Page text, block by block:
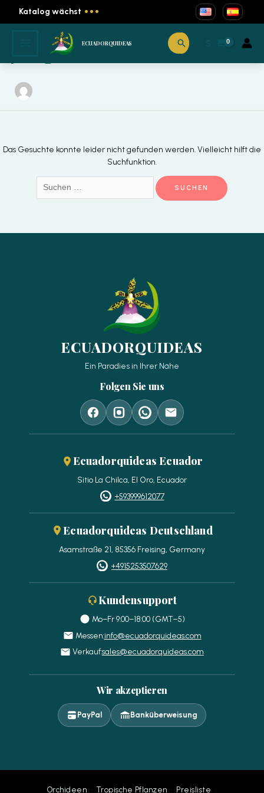
Katalog wächst
ECUADORQUIDEAS Suchen
Jorge Arevalo
Das Gesuchte konnte leider nicht gefunden werden. Vielleicht hilft die
Suchfunktion.
ECUADORQUIDEAS
Ein Paradies in Ihrer Nähe
Folgen Sie uns
Ecuadorquideas Ecuador
Sitio La Chilca, El Oro, Ecuador
+593999612077
Ecuadorquideas Deutschland
Asamstraße 21, 85356 Freising, Germany
+4915253507629
Kundensupport
Mo–Fr 9:00–18:00 (GMT−5)
Messen:info@ecuadorquideas.com
Verkauf:sales@ecuadorquideas.com
Wir akzeptieren
PayPal Banküberweisung
Orchideen · Tropische Pflanzen · Preisliste ·